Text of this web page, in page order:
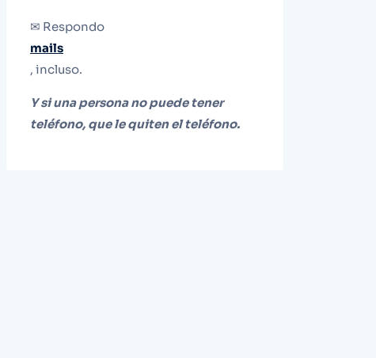
✉ Respondo
mails
, incluso.
Y si una persona no puede tener
teléfono, que le quiten el teléfono.